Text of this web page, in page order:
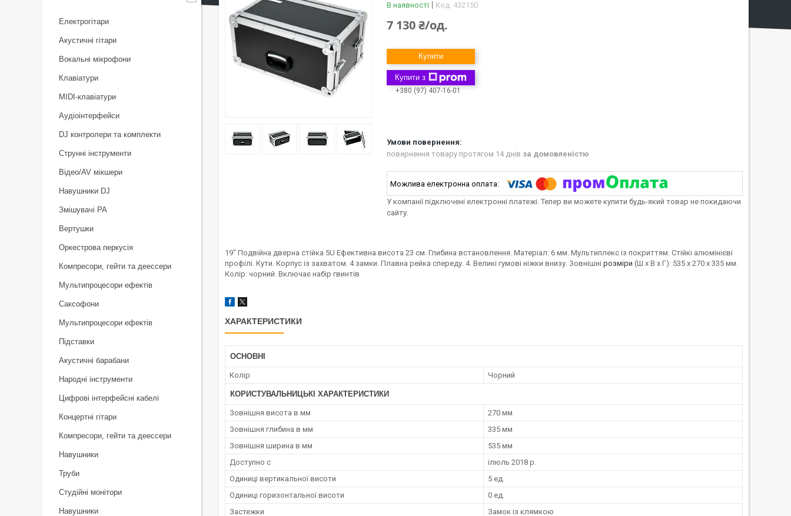
В наявності Код: 432150
7 130 ₴/од.
Купити
Купити з
+380 (97) 407-16-01
повернення товару протягом 14 днів за домовленістю
У компанії підключені електронні платежі. Тепер ви можете купити будь-який товар не покидаючи
сайту.
19" Подвійна дверна стійка 5U Ефективна висота 23 см. Глибина встановлення. Матеріал: 6 мм. Мультиплекс із покриттям. Стійкі алюмінієві
профілі. Кути. Корпус із захватом. 4 замки. Плавна рейка спереду. 4. Великі гумові ніжки внизу. Зовнішні розміри (Ш x В x Г): 535 x 270 x 335 мм.
Колір: чорний. Включає набір гвинтів
ХАРАКТЕРИСТИКИ
ОСНОВНІ
Колір Чорний
КОРИСТУВАЛЬНИЦЬКІ ХАРАКТЕРИСТИКИ
Зовнішня висота в мм
270 мм
Зовнішня глибина в мм
335 мм
Зовнішня ширина в мм
535 мм
Доступно с
ілюль 2018 р.
Одиниці вертикальної висоти
5 ед.
Одиниці горизонтальної висоти
0 ед.
Застежки
Замок із клямкою
Електрогітари
Акустичні гітари
Вокальні мікрофони
Клавіатури
MIDI-клавіатури
Аудіоінтерфейси
DJ контролери та комплекти
Струнні інструменти
Відео/AV мікшери
Навушники DJ
Змішувачі PA
Вертушки
Оркестрова перкусія
Компресори, гейти та деессери
Мультипроцесори ефектів
Саксофони
Мультипроцесори ефектів
Підставки
Акустичні барабани
Народні інструменти
Цифрові інтерфейсні кабелі
Концертні гітари
Компресори, гейти та деессери
Навушники
Труби
Студійні монітори
Навушники